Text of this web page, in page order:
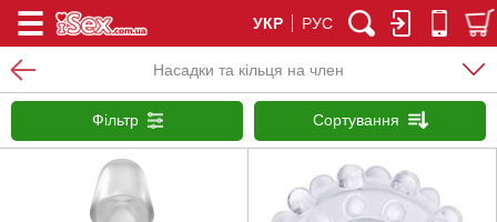
УКР РУС
Насадки та кільця на член
Фільтр Сортування